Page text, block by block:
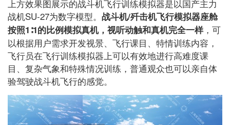
上方效果图展示的战斗机飞行训练模拟器是以国产主力
战机SU-27为数字模型。 战斗机/歼击机飞行模拟器座舱
按照1∶1的比例模拟真机，视听动触和真机完全一样，可
以根据用户需求开发视景、飞行课目、特情训练内容，
飞行员在飞行训练模拟器上可以有效地进行高难度课
目、复杂气象和特殊情况训练，普通观众也可以亲自体
验驾驶战斗机飞行的感觉。